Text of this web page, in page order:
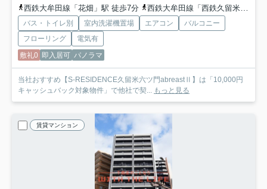
西鉄大牟田線「花畑」駅 徒歩7分
西鉄大牟田線「西鉄久留米」駅 徒歩10分
バス・トイレ別 室内洗濯機置場 エアコン
バルコニー
フローリング
電気有
敷礼0 即入居可 パノラマ
当社おすすめ【S-RESIDENCE久留米六ツ門abreastⅡ】は「10,000円
キャッシュバック対象物件」で他社で契...
もっと見る
賃貸マンション